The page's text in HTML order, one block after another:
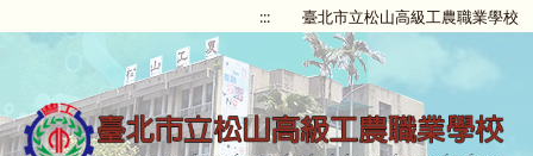
::: 臺北市立松山高級工農職業學校